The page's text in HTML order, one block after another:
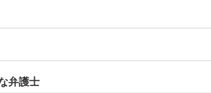
弁護士